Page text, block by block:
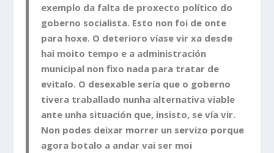
exemplo da falta de proxecto político do
goberno socialista. Esto non foi de onte
para hoxe. O deterioro víase vir xa desde
hai moito tempo e a administración
municipal non fixo nada para tratar de
evitalo. O desexable sería que o goberno
tivera traballado nunha alternativa viable
ante unha situación que, insisto, se vía vir.
Non podes deixar morrer un servizo porque
agora botalo a andar vai ser moi